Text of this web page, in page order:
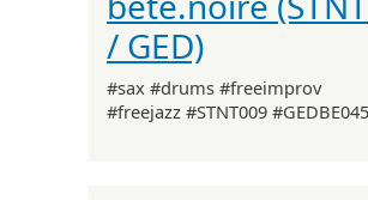
/ GED)
#sax #drums #freeimprov
#freejazz #STNT009 #GEDBE045